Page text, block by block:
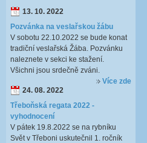
13. 10. 2022
Pozvánka na veslařskou žábu
V sobotu 22.10.2022 se bude konat
tradiční veslařská Žába. Pozvánku
naleznete v sekci ke stažení.
Všichni jsou srdečně zváni.
Více zde
24. 08. 2022
Třeboňská regata 2022 -
vyhodnocení
V pátek 19.8.2022 se na rybníku
Svět v Třeboni uskutečnil 1. ročník